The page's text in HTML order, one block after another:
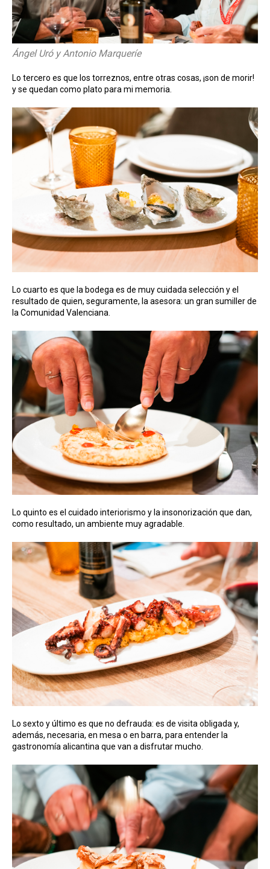
Ángel Uró y Antonio Marqueríe
Lo tercero es que los torreznos, entre otras cosas, ¡son de morir!
y se quedan como plato para mi memoria.
Lo cuarto es que la bodega es de muy cuidada selección y el
resultado de quien, seguramente, la asesora: un gran sumiller de
la Comunidad Valenciana.
Lo quinto es el cuidado interiorismo y la insonorización que dan,
como resultado, un ambiente muy agradable.
Lo sexto y último es que no defrauda: es de visita obligada y,
además, necesaria, en mesa o en barra, para entender la
gastronomía alicantina que van a disfrutar mucho.